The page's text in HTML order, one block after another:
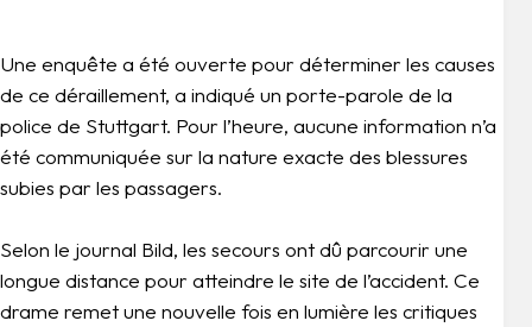
Une enquête a été ouverte pour déterminer les causes
de ce déraillement, a indiqué un porte-parole de la
police de Stuttgart. Pour l’heure, aucune information n’a
été communiquée sur la nature exacte des blessures
subies par les passagers.
Selon le journal Bild, les secours ont dû parcourir une
longue distance pour atteindre le site de l’accident. Ce
drame remet une nouvelle fois en lumière les critiques